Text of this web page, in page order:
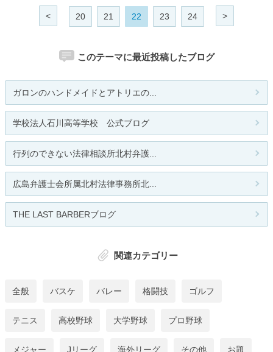
< 20 21 22 23 24 >
このテーマに最近投稿したブログ
ガロンのハンドメイドとアトリエの...
学校法人石川高等学校 公式ブログ
行列のできない法律相談所北村弁護...
広島弁護士会所属北村法律事務所北...
THE LAST BARBERブログ
関連カテゴリー
全般 バスケ バレー 格闘技 ゴルフ
テニス 高校野球 大学野球 プロ野球
メジャー Jリーグ 海外リーグ その他 お題